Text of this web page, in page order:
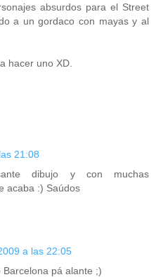
absurdos para el Street
a un gordaco con mayas y al
hacer uno XD.
21:08
dibujo y con muchas
acaba :) Saúdos
a las 22:05
pá alante ;)